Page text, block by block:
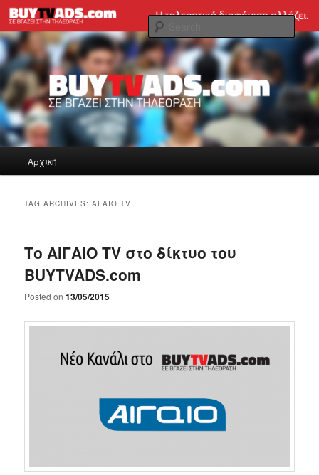
Skip
primary
content
Skip
secondary
contentBUYTVADS.com Blog
Tηλεοπτική διαφήμιση εύκολα και γρήγορα!
Αρχική
TAG ARCHIVES:ΑΓΑΙΟ TV
Το ΑΙΓΑΙΟ TV στο δίκτυο του
BUYTVADS.com
Posted on13/05/2015